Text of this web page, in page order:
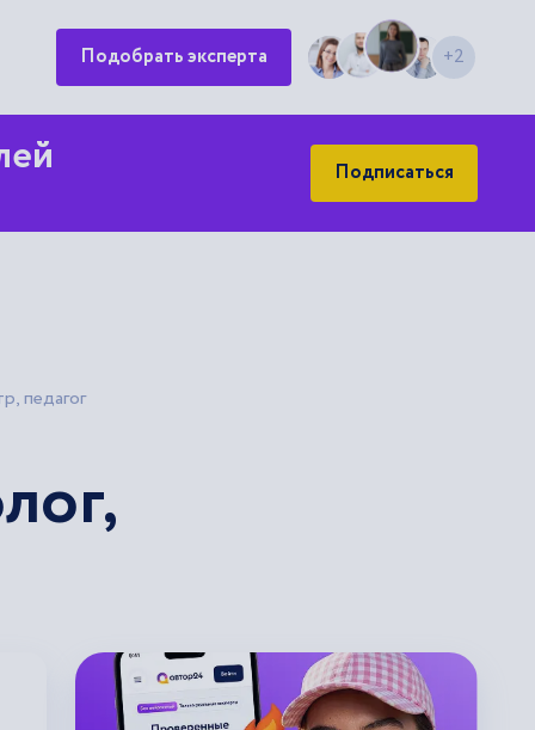
Подобрать эксперта +2
Подписаться
педагог